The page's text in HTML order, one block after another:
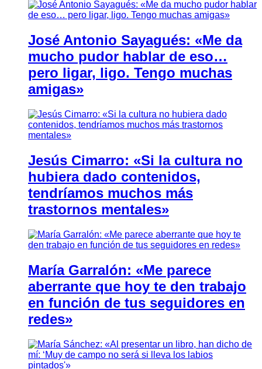
José Antonio Sayagués: «Me da
mucho pudor hablar de eso…
pero ligar, ligo. Tengo muchas
amigas»
Jesús Cimarro: «Si la cultura no
hubiera dado contenidos,
tendríamos muchos más
trastornos mentales»
María Garralón: «Me parece
aberrante que hoy te den trabajo
en función de tus seguidores en
redes»